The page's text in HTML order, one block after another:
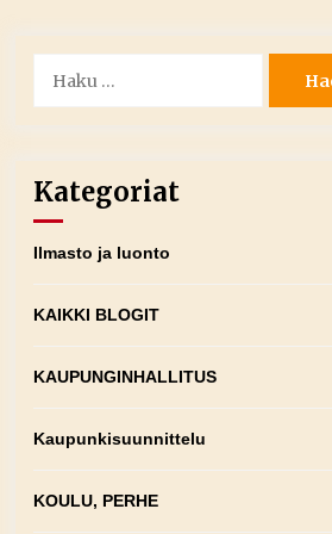
Kategoriat
Ilmasto ja luonto
KAIKKI BLOGIT
KAUPUNGINHALLITUS
Kaupunkisuunnittelu
KOULU, PERHE